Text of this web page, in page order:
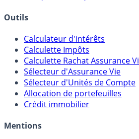
Banques & Comptes rémunérés
Outils
Calculateur d'intérêts
Calculette Impôts
Calculette Rachat Assurance Vie
Sélecteur d'Assurance Vie
Sélecteur d'Unités de Compte
Crédit immobilier